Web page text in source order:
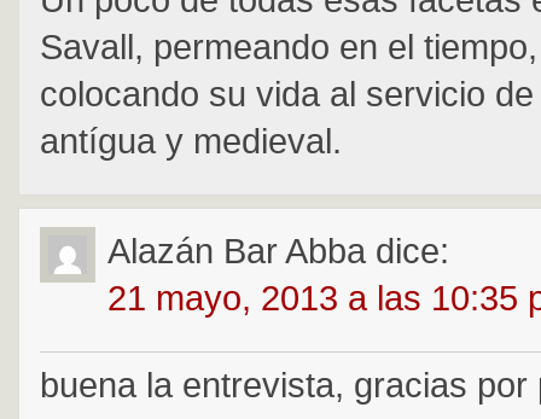
Savall, permeando en el
colocando su vida al servicio
antígua y medieval.
Alazán Bar Abba dice:
21 mayo, 2013 a las 10:35
buena la entrevista, gracias por